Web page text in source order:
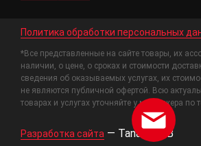
Политика обработки персональных
*Все представленные на сайте товары, их
наличии, о цене, о сроках и стоимости
сведения об оказываемых услугах, их
не являются публичной офертой. Всю
товарах и услугах уточняйте у менеджера по
Разработка сайта — Tanais.WEB